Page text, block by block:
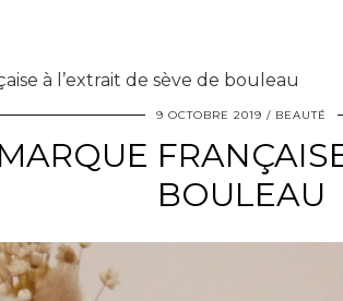
à l’extrait de sève de bouleau
9 OCTOBRE 2019 BEAUTÉ
BOULEAU